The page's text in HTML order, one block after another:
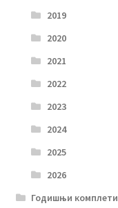
2019
2020
2021
2022
2023
2024
2025
2026
Годишњи комплети